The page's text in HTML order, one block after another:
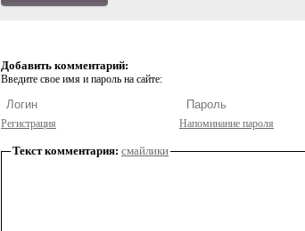
Добавить комментарий:
Введите свое имя и пароль на сайте:
Регистрация Напоминание пароля
Текст комментария: смайлики